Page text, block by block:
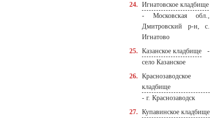
Игнатовское кладбище
- Московская обл.,
Дмитровский р-н, с.
Игнатово
Казанское кладбище -
село Казанское
Краснозаводское
кладбище
- г. Краснозаводск
Купавинское кладбище